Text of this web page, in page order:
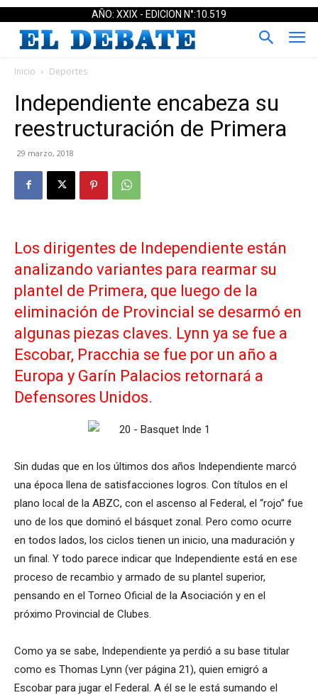
AÑO: XXIX - EDICION N°:10.519
Inicio Deportes
Independiente encabeza su
reestructuración de Primera
29 marzo, 2018
Los dirigentes de Independiente están
analizando variantes para rearmar su
plantel de Primera, que luego de la
eliminación de Provincial se desarmó en
algunas piezas claves. Lynn ya se fue a
Escobar, Pracchia se fue por un año a
Europa y Garín Palacios retornará a
Defensores Unidos.
Sin dudas que en los últimos dos años Independiente marcó
una época llena de satisfacciones logros. Con títulos en el
plano local de la ABZC, con el ascenso al Federal, el “rojo” fue
uno de los que dominó el básquet zonal. Pero como ocurre
en todos lados, los ciclos tienen un inicio, una maduración y
un final. Y todo parece indicar que Independiente está en ese
proceso de recambio y armado de su plantel superior,
pensando en el Torneo Oficial de la Asociación y en el
próximo Provincial de Clubes.
Como ya se sabe, Independiente ya perdió a su base titular
como es Thomas Lynn (ver página 21), quien emigró a
Escobar para jugar el Federal. A él se le está sumando el